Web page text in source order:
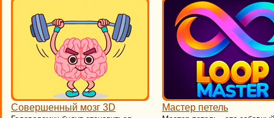
Совершенный мозг 3D Мастер петель